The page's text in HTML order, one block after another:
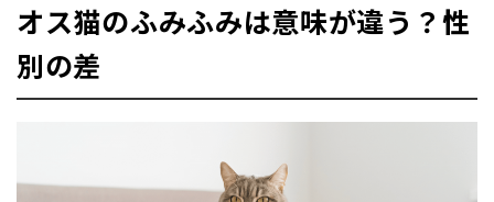
オス猫のふみふみは意味が違う？性
別の差